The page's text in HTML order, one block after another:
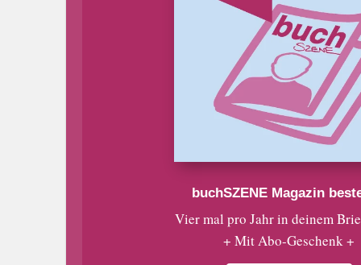
buchSZENE Magazin
Vier mal pro Jahr in deinem
+ Mit Abo-Geschenk +